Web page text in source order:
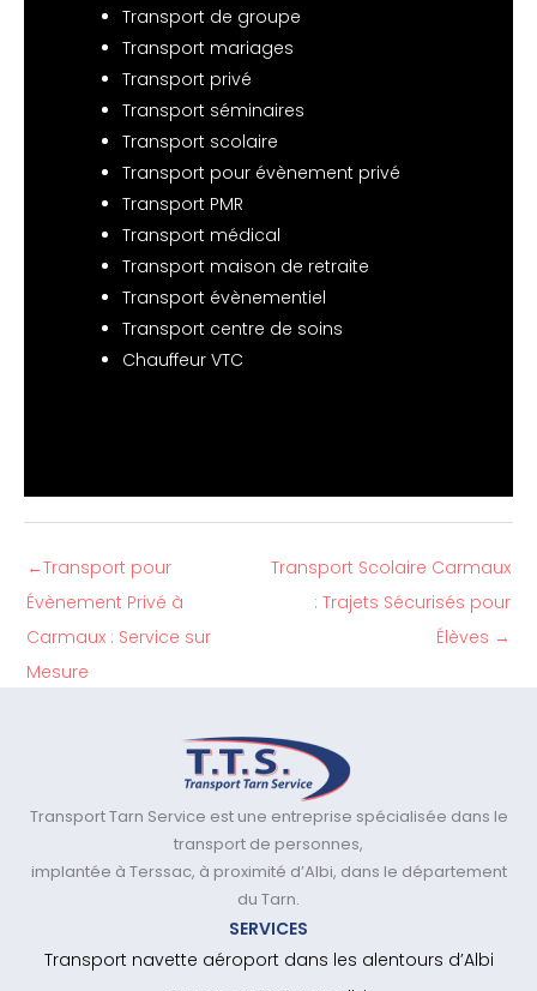
Transport de groupe
Transport mariages
Transport privé
Transport séminaires
Transport scolaire
Transport pour évènement privé
Transport PMR
Transport médical
Transport maison de retraite
Transport évènementiel
Transport centre de soins
Chauffeur VTC
←Transport pour
Évènement Privé à
Carmaux : Service sur
Mesure
Transport Scolaire Carmaux
: Trajets Sécurisés pour
Élèves →
Transport Tarn Service est une entreprise spécialisée dans le
transport de personnes,
implantée à Terssac, à proximité d’Albi, dans le département
du Tarn.
SERVICES
Transport navette aéroport dans les alentours d’Albi